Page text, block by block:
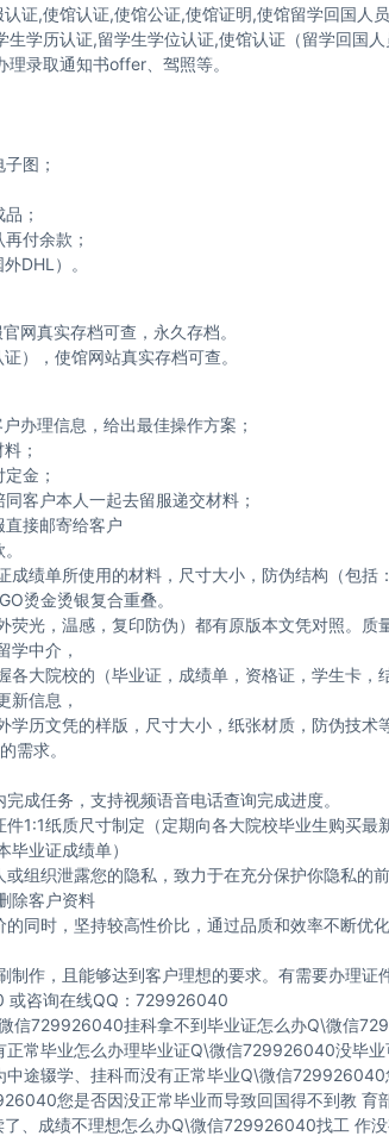
证,使馆认证,使馆公证,使馆证明,使馆留学回国人
生学历认证,留学生学位认证,使馆认证（留学回国
理录取通知书offer、驾照等。
图；
；
付余款；
DHL）。
网真实存档可查，永久存档。
），使馆网站真实存档可查。
办理信息，给出最佳操作方案；
；
金；
客户本人一起去留服递交材料；
接邮寄给客户
成绩单所使用的材料，尺寸大小，防伪结构（包括
烫金烫银复合重叠。
荧光，温感，复印防伪）都有原版本文凭对照。质
学中介，
各大院校的（毕业证，成绩单，资格证，学生卡，
新信息，
学历文凭的样版，尺寸大小，纸张材质，防伪技术
需求。
成任务，支持视频语音电话查询完成进度。
1:1纸质尺寸制定（定期向各大院校毕业生购买最
业证成绩单）
组织泄露您的隐私，致力于在充分保护你隐私的
除客户资料
同时，坚持较高性价比，通过品质和效率不断优
制作，且能够达到客户理想的要求。有需要办理证
或咨询在线QQ：729926040
信729926040挂科拿不到毕业证怎么办Q\微信
常毕业怎么办理毕业证Q\微信729926040没毕业
途辍学、挂科而没有正常毕业Q\微信729926040
您是否因没正常毕业而导致回国得不到教 育
、成绩不理想怎么办Q\微信729926040找工 作